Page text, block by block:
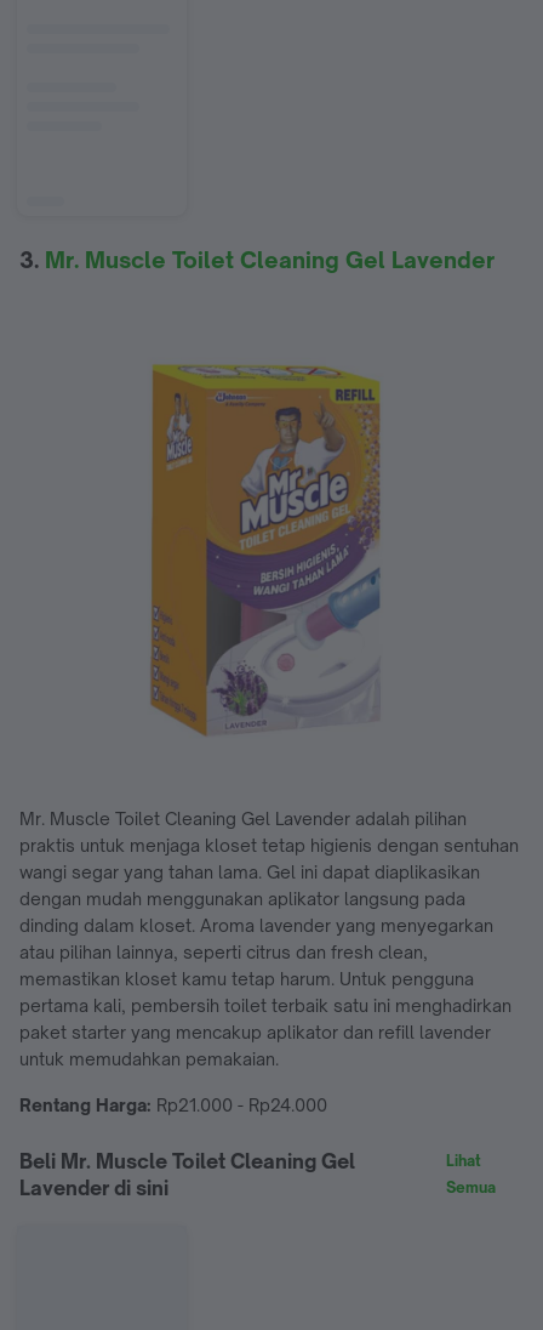
3. Mr. Muscle Toilet Cleaning Gel Lavender
Mr. Muscle Toilet Cleaning Gel Lavender adalah pilihan
praktis untuk menjaga kloset tetap higienis dengan sentuhan
wangi segar yang tahan lama. Gel ini dapat diaplikasikan
dengan mudah menggunakan aplikator langsung pada
dinding dalam kloset. Aroma lavender yang menyegarkan
atau pilihan lainnya, seperti citrus dan fresh clean,
memastikan kloset kamu tetap harum. Untuk pengguna
pertama kali, pembersih toilet terbaik satu ini menghadirkan
paket starter yang mencakup aplikator dan refill lavender
untuk memudahkan pemakaian.
Rentang Harga: Rp21.000 - Rp24.000
Beli Mr. Muscle Toilet Cleaning Gel
Lavender di sini
Lihat
Semua